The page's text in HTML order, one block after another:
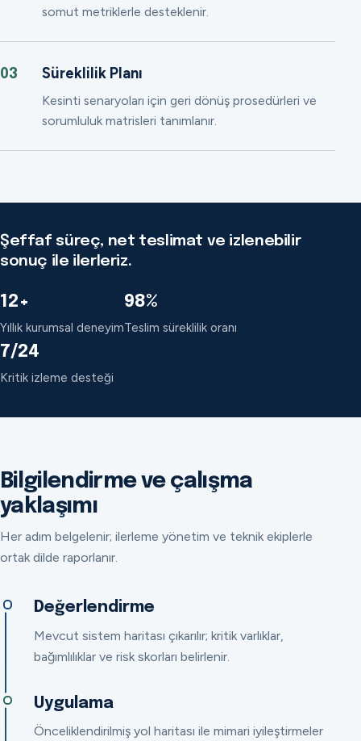
somut metriklerle desteklenir.
03 Süreklilik Planı
Kesinti senaryoları için geri dönüş prosedürleri ve
sorumluluk matrisleri tanımlanır.
Şeffaf süreç, net teslimat ve izlenebilir
sonuç ile ilerleriz.
12+
Yıllık kurumsal deneyim
98%
Teslim süreklilik oranı
7/24
Kritik izleme desteği
Bilgilendirme ve çalışma
yaklaşımı
Her adım belgelenir; ilerleme yönetim ve teknik ekiplerle
ortak dilde raporlanır.
Değerlendirme
Mevcut sistem haritası çıkarılır; kritik varlıklar,
bağımlılıklar ve risk skorları belirlenir.
Uygulama
Önceliklendirilmiş yol haritası ile mimari iyileştirmeler